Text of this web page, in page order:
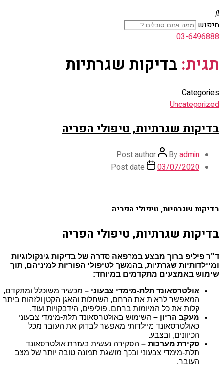
חיפוש
03-6496888
תגית: בדיקות שגרתיות
Categories
Uncategorized
בדיקות שגרתיות, טיפולי הפריה
Post author Byadmin
Post date
03/07/2020
בדיקות שגרתיות, טיפולי הפריה
בדיקות שגרתיות, טיפולי הפריה
ד"ר פיליפ ברוך מבצע במרפאה סדרה של בדיקות גינקולוגיות
ומיילדותיות שגרתיות, בהמשך לטיפולי הפוריות למיניהם, תוך
שימוש באמצעים מתקדמים במיוחד:
אולטרסאונד תלת-מימדי צבעוני – מכשיר משוכלל ומתקדם,
המאפשר לראות את הרחם, השחלות והאגן הקטן ולזהות ביתר
קלות את כל המיומות ברחם, פוליפים, הידבקויות ועוד.
מעקב הריון – השימוש באולטרסאונד תלת-מימדי צבעוני
כאולטרסאונד מיילדותי מאפשר לבדוק את העובר מכל
הכיוונים, ובצבע.
סקירת מערכות – הסקירה נעשית בעזרת אולטרסאונד
תלת-מימדי צבעוני ובכך מושגת תמונה טובה יותר של מצב
העובר.